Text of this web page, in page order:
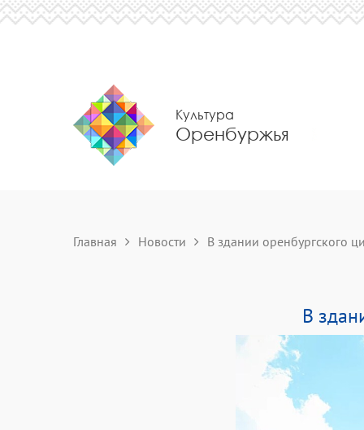
Культура
Оренбуржья
Главная Новости В здании оренбургского
В